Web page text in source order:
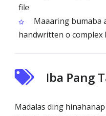
file
Maaaring bumaba
handwritten o complex
Iba Pang
Madalas ding